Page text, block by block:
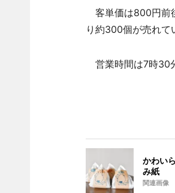
客単価は800円前
り約300個が売れて
営業時間は7時30
かわい
み紙
関連画像